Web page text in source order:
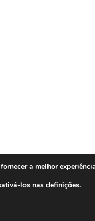
a melhor
los nas definições.